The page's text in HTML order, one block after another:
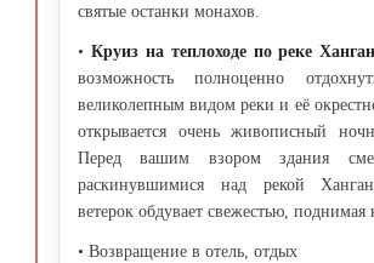
святые останки монахов.
• Круиз на теплоходе по реке
возможность полноценно
великолепным видом реки и её
открывается очень живописный
Перед вашим взором здания
раскинувшимися над рекой
ветерок обдувает свежестью, поднимая
• Возвращение в отель, отдых